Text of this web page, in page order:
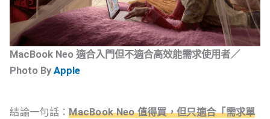
MacBook Neo 適合入門但不適合高效能需求使用者／
Photo ByApple
結論一句話：MacBook Neo 值得買，但只適合「需求單